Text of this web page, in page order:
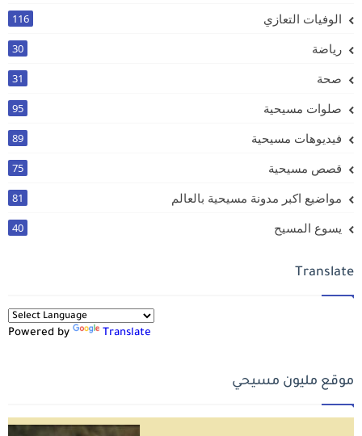
الوفيات التعازي 116
رياضة 30
صحة 31
صلوات مسيحية 95
فيديوهات مسيحية 89
قصص مسيحية 75
مواضيع اكبر مدونة مسيحية بالعالم 81
يسوع المسيح 40
Translate
Powered by Translate
موقع مليون مسيحي